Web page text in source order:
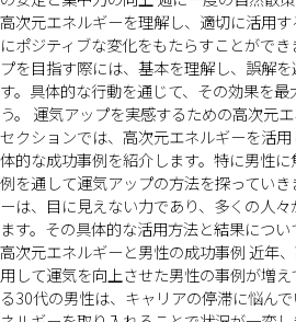
高次元エネルギーを理解し、適切に活用
にポジティブな変化をもたらすことがで
プを目指す際には、基本を理解し、誤解
す。具体的な行動を通じて、その効果を
う。 運気アップを実感するための高次元
セクションでは、高次元エネルギーを活
体的な成功事例を紹介します。特に男性
例を通して運気アップの方法を探ってい
ーは、目に見えない力であり、多くの人
ます。その具体的な活用方法と結果につい
高次元エネルギーと男性の成功事例 近年
用して運気を向上させた男性の事例が増
る30代の男性は、キャリアの停滞に悩ん